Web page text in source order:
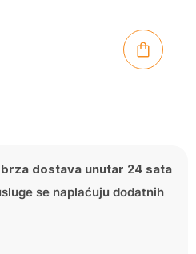
dostava unutar 24 sata
se naplaćuju dodatnih